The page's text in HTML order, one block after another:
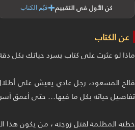
كن الأول في التقييم+قيّم الكتاب
عن الكتاب
فالح المسعود، رجل عادي يعيش على